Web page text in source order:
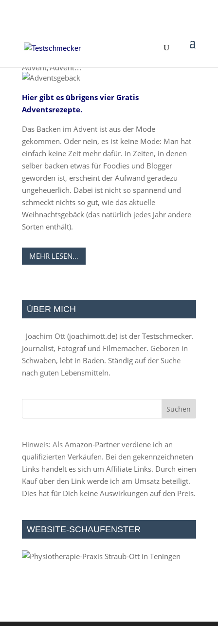
Advent, Advent…
Hier gibt es übrigens vier Gratis
Adventsrezepte.
Das Backen im Advent ist aus der Mode
gekommen. Oder nein, es ist keine Mode: Man hat
einfach keine Zeit mehr dafür. In Zeiten, in denen
selber backen etwas für Foodies und Blogger
geworden ist, erscheint der Aufwand geradezu
ungeheuerlich. Dabei ist nicht so spannend und
schmeckt nichts so gut, wie das aktuelle
Weihnachtsgebäck (das natürlich jedes Jahr andere
Sorten enthält).
MEHR LESEN…
ÜBER MICH
Joachim Ott (joachimott.de) ist der Testschmecker.
Journalist, Fotograf und Filmemacher. Geboren in
Schwaben, lebt in Baden. Ständig auf der Suche
nach guten Lebensmitteln.
Hinweis: Als Amazon-Partner verdiene ich an
qualifizierten Verkäufen. Bei den gekennzeichneten
Links handelt es sich um Affiliate Links. Durch einen
Kauf über den Link werde ich am Umsatz beteiligt.
Dies hat für Dich keine Auswirkungen auf den Preis.
WEBSITE-SCHAUFENSTER